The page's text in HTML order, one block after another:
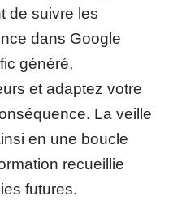
de suivre les
dans Google
généré,
et adaptez votre
La veille
en une boucle
recueillie
futures.